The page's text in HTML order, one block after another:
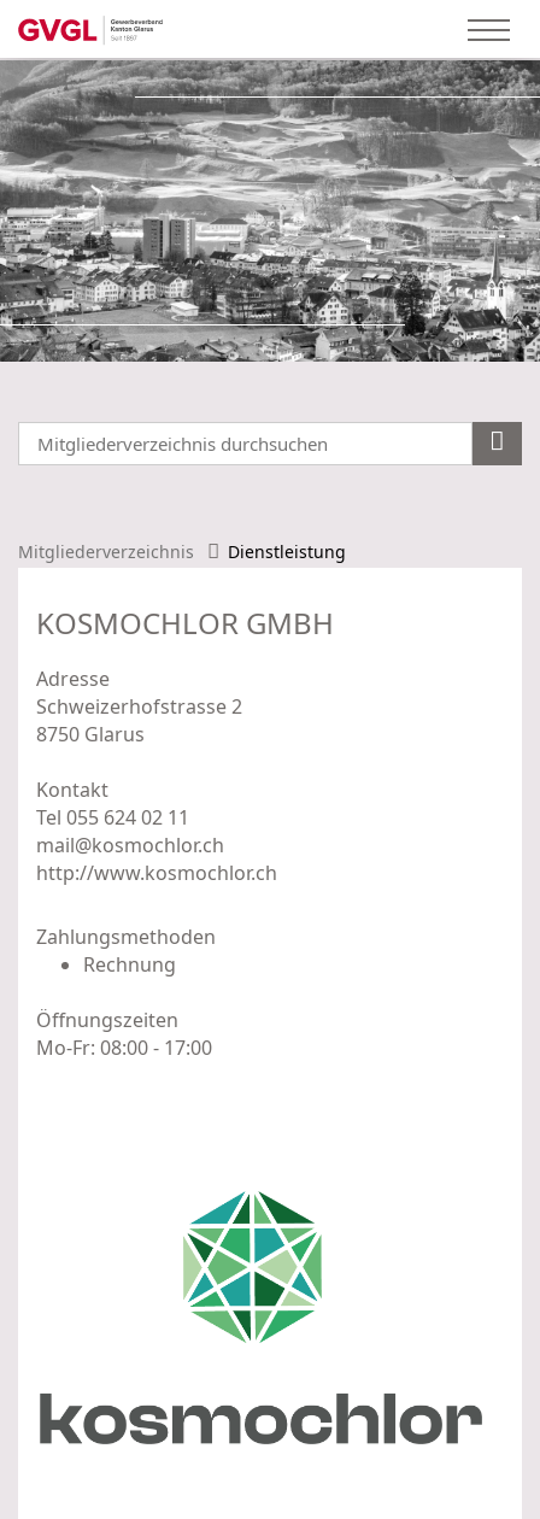
Mitgliederverzeichnis Dienstleistung
KOSMOCHLOR GMBH
Adresse
Schweizerhofstrasse 2
8750 Glarus
Kontakt
Tel 055 624 02 11
mail@kosmochlor.ch
http://www.kosmochlor.ch
Zahlungsmethoden
Rechnung
Öffnungszeiten
Mo-Fr: 08:00 - 17:00